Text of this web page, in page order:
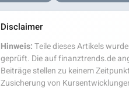
Disclaimer
Hinweis:Teile dieses Artikels
geprüft. Die auf finanztrends.de
Beiträge stellen zu keinem
Zusicherung von